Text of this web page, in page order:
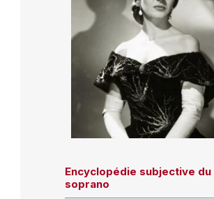
Encyclopédie subjective du
soprano